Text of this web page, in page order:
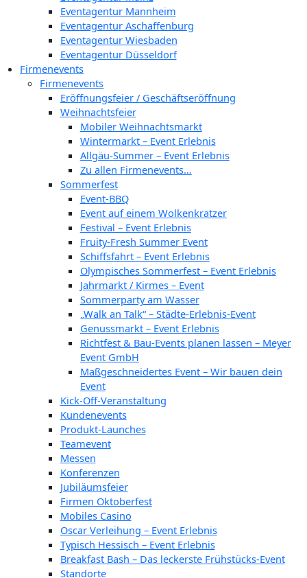
Eventagentur Mannheim
Eventagentur Aschaffenburg
Eventagentur Wiesbaden
Eventagentur Düsseldorf
Firmenevents
Firmenevents
Eröffnungsfeier / Geschäftseröffnung
Weihnachtsfeier
Mobiler Weihnachtsmarkt
Wintermarkt – Event Erlebnis
Allgäu-Summer – Event Erlebnis
Zu allen Firmenevents…
Sommerfest
Event-BBQ
Event auf einem Wolkenkratzer
Festival – Event Erlebnis
Fruity-Fresh Summer Event
Schiffsfahrt – Event Erlebnis
Olympisches Sommerfest – Event Erlebnis
Jahrmarkt / Kirmes – Event
Sommerparty am Wasser
„Walk an Talk“ – Städte-Erlebnis-Event
Genussmarkt – Event Erlebnis
Richtfest & Bau-Events planen lassen – Meyer
Event GmbH
Maßgeschneidertes Event – Wir bauen dein
Event
Kick-Off-Veranstaltung
Kundenevents
Produkt-Launches
Teamevent
Messen
Konferenzen
Jubiläumsfeier
Firmen Oktoberfest
Mobiles Casino
Oscar Verleihung – Event Erlebnis
Typisch Hessisch – Event Erlebnis
Breakfast Bash – Das leckerste Frühstücks-Event
Standorte